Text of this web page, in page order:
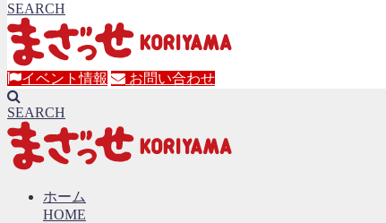
SEARCH
イベント情報 お問い合わせ
SEARCH
ホーム
HOME